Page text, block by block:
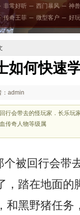
非常好听 ─ 西门暴风 ─ 神
传奇王菲 ─ 微型客户 ─ 好
如何快速
：admin
行会带去的怪玩家．长乐玩
传奇人物等级属
被回行会带
，踏在地面的
和黑野猪任务